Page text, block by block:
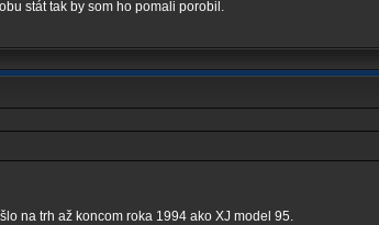
stát tak by som ho pomali porobil.
na trh až koncom roka 1994 ako XJ model 95.